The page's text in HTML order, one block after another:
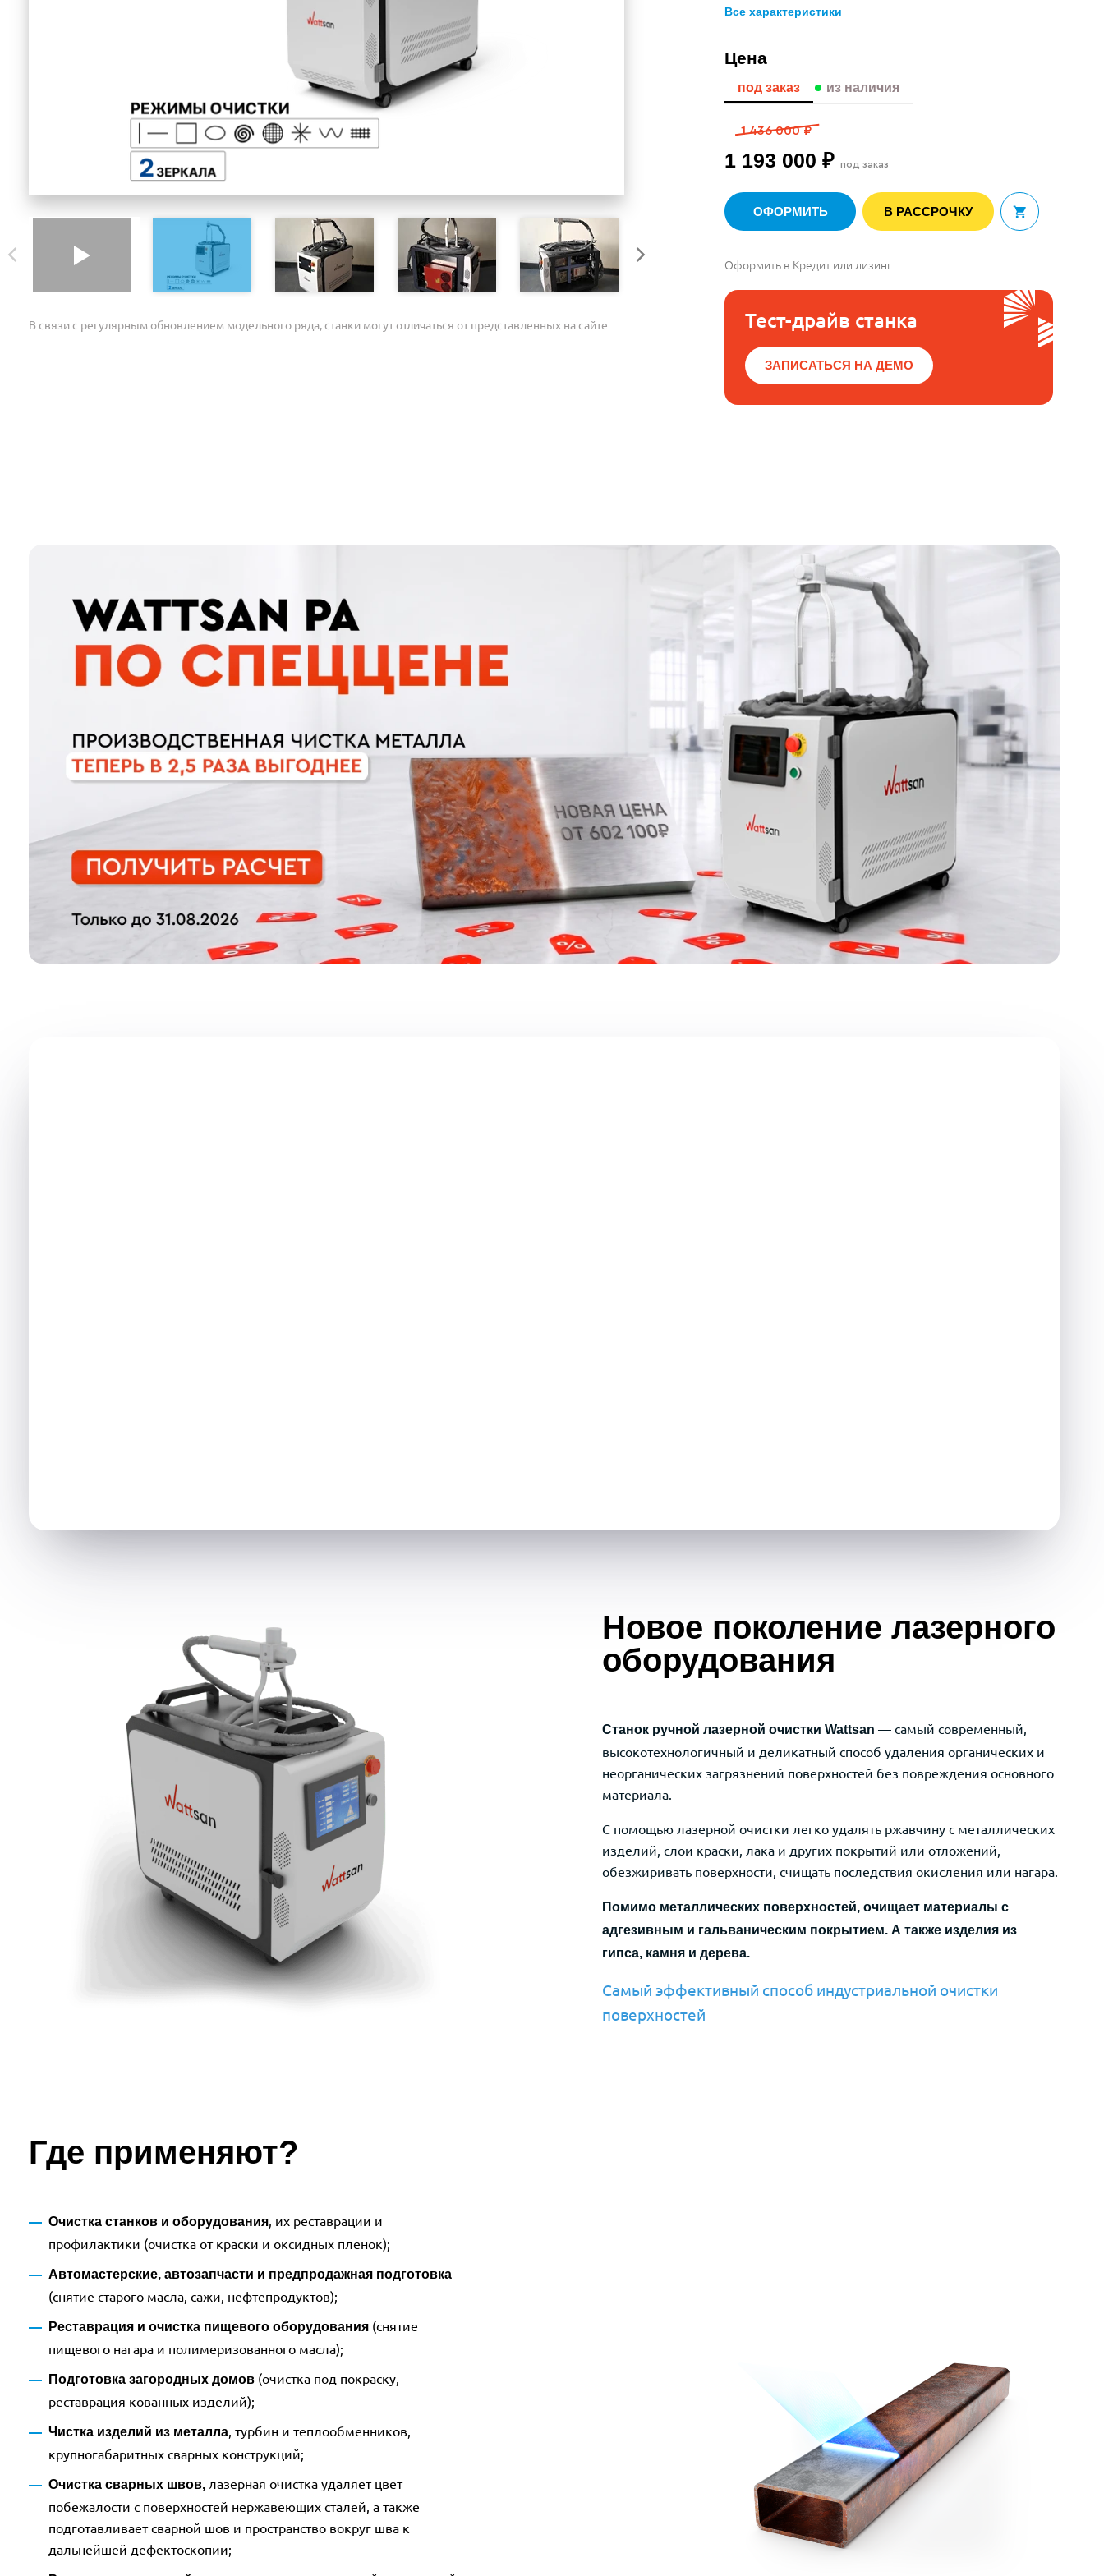
В связи с регулярным обновлением модельного ряда, станки могут отличаться от представленных на сайте
Все характеристики
Цена
под заказ из наличия
1 436 000 ₽
1 193 000 ₽под заказ
ОФОРМИТЬ В РАССРОЧКУ В корзину
Оформить в Кредит или лизинг
Тест-драйв станка
ЗАПИСАТЬСЯ НА ДЕМО
Новое поколение лазерного
оборудования
Станок ручной лазерной очистки Wattsan — самый современный,
высокотехнологичный и деликатный способ удаления органических и
неорганических загрязнений поверхностей без повреждения основного
материала.
С помощью лазерной очистки легко удалять ржавчину с металлических
изделий, слои краски, лака и других покрытий или отложений,
обезжиривать поверхности, счищать последствия окисления или нагара.
Помимо металлических поверхностей, очищает материалы с
адгезивным и гальваническим покрытием. А также изделия из
гипса, камня и дерева.
Самый эффективный способ индустриальной очистки
поверхностей
Где применяют?
Очистка станков и оборудования, их реставрации и
профилактики (очистка от краски и оксидных пленок);
Автомастерские, автозапчасти и предпродажная подготовка
(снятие старого масла, сажи, нефтепродуктов);
Реставрация и очистка пищевого оборудования (снятие
пищевого нагара и полимеризованного масла);
Подготовка загородных домов (очистка под покраску,
реставрация кованных изделий);
Чистка изделий из металла, турбин и теплообменников,
крупногабаритных сварных конструкций;
Очистка сварных швов, лазерная очистка удаляет цвет
побежалости с поверхностей нержавеющих сталей, а также
подготавливает сварной шов и пространство вокруг шва к
дальнейшей дефектоскопии;